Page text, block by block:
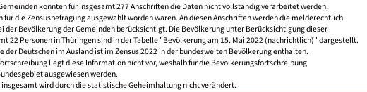
konnten für insgesamt 277 Anschriften die Daten nicht vollständig verarbeitet werden,
für die Zensusbefragung ausgewählt worden waren. An diesen Anschriften werden die melderechtlich
der Bevölkerung der Gemeinden berücksichtigt. Die Bevölkerung unter Berücksichtigung dieser
22 Personen in Thüringen sind in der Tabelle "Bevölkerung am 15. Mai 2022 (nachrichtlich)" dargestellt.
der Deutschen im Ausland ist im Zensus 2022 in der bundesweiten Bevölkerung enthalten.
liegt diese Information nicht vor, weshalb für die Bevölkerungsfortschreibung
ausgewiesen werden.
wird durch die statistische Geheimhaltung nicht verändert.